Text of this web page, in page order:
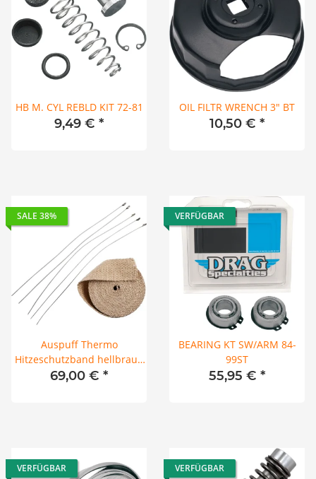
HB M. CYL REBLD KIT 72-81
9,49 € *
OIL FILTR WRENCH 3" BT
10,50 € *
SALE 38%
Auspuff Thermo
Hitzeschutzband hellbraun
mit Edelstahl Kabelbinder
69,00 € *
VERFÜGBAR
BEARING KT SW/ARM 84-
99ST
55,95 € *
VERFÜGBAR VERFÜGBAR